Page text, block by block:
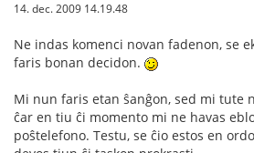
14. dec. 2009 14.19.48
Ne indas komenci novan fadenon, se
faris bonan decidon.
Mi nun faris etan ŝanĝon, sed mi tute
ĉar en tiu ĉi momento mi ne havas
poŝtelefono. Testu, se ĉio estos en